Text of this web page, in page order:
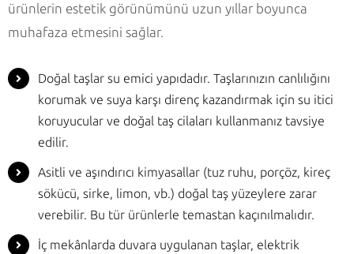
ürünlerin estetik görünümünü uzun yıllar boyunca
muhafaza etmesini sağlar.
Doğal taşlar su emici yapıdadır. Taşlarınızın canlılığını
korumak ve suya karşı direnç kazandırmak için su itici
koruyucular ve doğal taş cilaları kullanmanız tavsiye
edilir.
Asitli ve aşındırıcı kimyasallar (tuz ruhu, porçöz, kireç
sökücü, sirke, limon, vb.) doğal taş yüzeylere zarar
verebilir. Bu tür ürünlerle temastan kaçınılmalıdır.
İç mekânlarda duvara uygulanan taşlar, elektrik